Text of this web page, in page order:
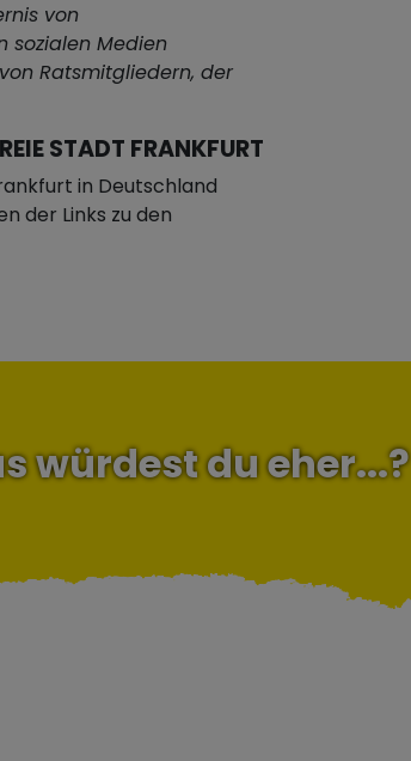
von
sozialen Medien
Ratsmitgliedern, der
STADT FRANKFURT
in Deutschland
der Links zu den
würdest du eher...?